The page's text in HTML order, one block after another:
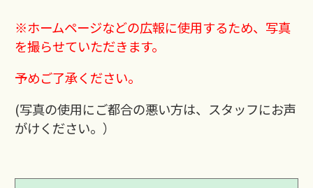
※ホームページなどの広報に使用するため、写真
を撮らせていただきます。
予めご了承ください。
(写真の使用にご都合の悪い方は、スタッフにお声
がけください。）